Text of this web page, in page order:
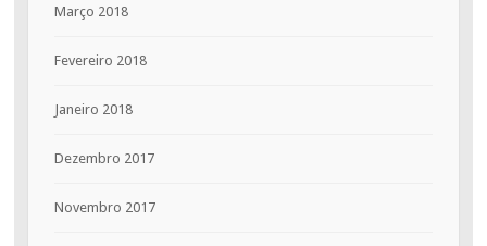
Março 2018
Fevereiro 2018
Janeiro 2018
Dezembro 2017
Novembro 2017